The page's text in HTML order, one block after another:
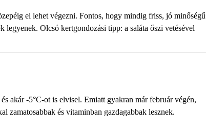
el lehet végezni. Fontos, hogy mindig friss, jó minőségű
Olcsó kertgondozási tipp: a saláta őszi vetésével
akár -5°C-ot is elvisel. Emiatt gyakran már február végén,
zamatosabbak és vitaminban gazdagabbak lesznek.